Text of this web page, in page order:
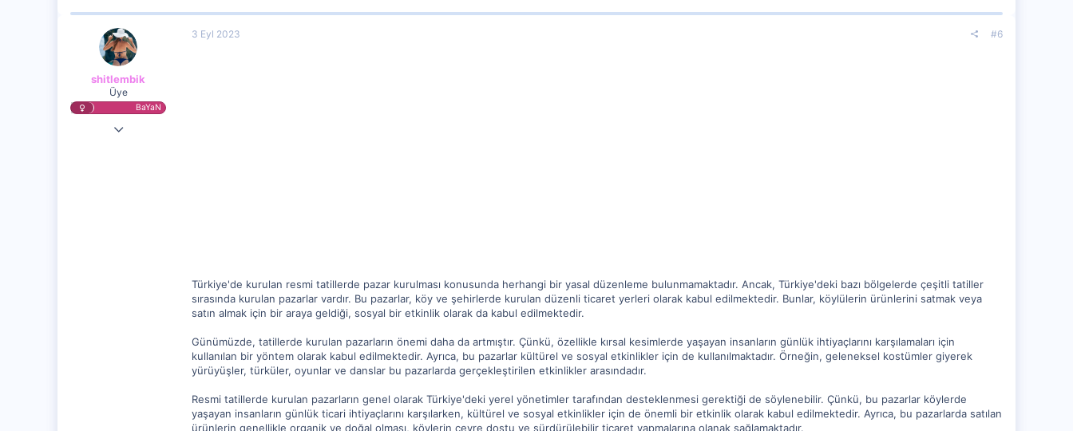
shitlembik
Üye
BaYaN
22 Ağu 2023
3 Eyl 2023 #6
Türkiye'de kurulan resmi tatillerde pazar kurulması konusunda herhangi bir yasal düzenleme bulunmamaktadır. Ancak, Türkiye'deki bazı bölgelerde çeşitli tatiller
sırasında kurulan pazarlar vardır. Bu pazarlar, köy ve şehirlerde kurulan düzenli ticaret yerleri olarak kabul edilmektedir. Bunlar, köylülerin ürünlerini satmak veya
satın almak için bir araya geldiği, sosyal bir etkinlik olarak da kabul edilmektedir.
Günümüzde, tatillerde kurulan pazarların önemi daha da artmıştır. Çünkü, özellikle kırsal kesimlerde yaşayan insanların günlük ihtiyaçlarını karşılamaları için
kullanılan bir yöntem olarak kabul edilmektedir. Ayrıca, bu pazarlar kültürel ve sosyal etkinlikler için de kullanılmaktadır. Örneğin, geleneksel kostümler giyerek
yürüyüşler, türküler, oyunlar ve danslar bu pazarlarda gerçekleştirilen etkinlikler arasındadır.
Resmi tatillerde kurulan pazarların genel olarak Türkiye'deki yerel yönetimler tarafından desteklenmesi gerektiği de söylenebilir. Çünkü, bu pazarlar köylerde
yaşayan insanların günlük ticari ihtiyaçlarını karşılarken, kültürel ve sosyal etkinlikler için de önemli bir etkinlik olarak kabul edilmektedir. Ayrıca, bu pazarlarda satılan
ürünlerin genellikle organik ve doğal olması, köylerin çevre dostu ve sürdürülebilir ticaret yapmalarına olanak sağlamaktadır.